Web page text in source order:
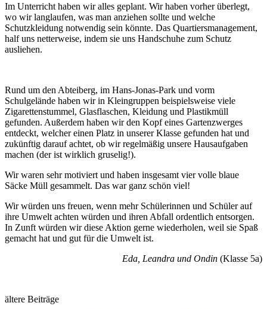
Im Unterricht haben wir alles geplant. Wir haben vorher überlegt,
wo wir langlaufen, was man anziehen sollte und welche
Schutzkleidung notwendig sein könnte. Das Quartiersmanagement,
half uns netterweise, indem sie uns Handschuhe zum Schutz
ausliehen.
Rund um den Abteiberg, im Hans-Jonas-Park und vorm
Schulgelände haben wir in Kleingruppen beispielsweise viele
Zigarettenstummel, Glasflaschen, Kleidung und Plastikmüll
gefunden. Außerdem haben wir den Kopf eines Gartenzwerges
entdeckt, welcher einen Platz in unserer Klasse gefunden hat und
zukünftig darauf achtet, ob wir regelmäßig unsere Hausaufgaben
machen (der ist wirklich gruselig!).
Wir waren sehr motiviert und haben insgesamt vier volle blaue
Säcke Müll gesammelt. Das war ganz schön viel!
Wir würden uns freuen, wenn mehr Schülerinnen und Schüler auf
ihre Umwelt achten würden und ihren Abfall ordentlich entsorgen.
In Zunft würden wir diese Aktion gerne wiederholen, weil sie Spaß
gemacht hat und gut für die Umwelt ist.
Eda, Leandra und Ondin (Klasse 5a)
ältere Beiträge